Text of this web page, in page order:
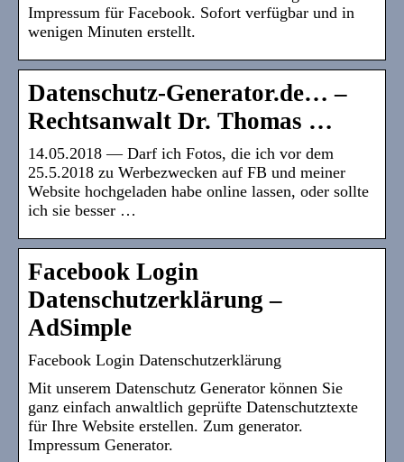
Impressum für Facebook. Sofort verfügbar und in
wenigen Minuten erstellt.
Datenschutz-Generator.de… –
Rechtsanwalt Dr. Thomas …
14.05.2018 — Darf ich Fotos, die ich vor dem
25.5.2018 zu Werbezwecken auf FB und meiner
Website hochgeladen habe online lassen, oder sollte
ich sie besser …
Facebook Login
Datenschutzerklärung –
AdSimple
Facebook Login Datenschutzerklärung
Mit unserem Datenschutz Generator können Sie
ganz einfach anwaltlich geprüfte Datenschutztexte
für Ihre Website erstellen. Zum generator.
Impressum Generator.